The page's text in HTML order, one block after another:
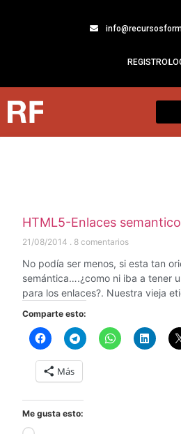
REGISTRO
HTML5-Enlaces
21/08/2014 8 comentarios
No podía ser menos, si esta tan
semántica….¿como ni iba a tener
para los enlaces?. Nuestra vieja
Comparte esto:
Más
Me gusta esto: